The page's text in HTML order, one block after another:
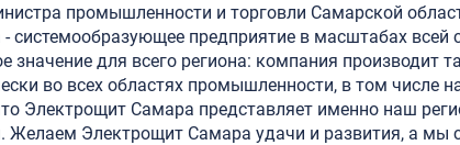
промышленности и торговли Самарской
системообразующее предприятие в масштабах всей
значение для всего региона: компания производит
во всех областях промышленности, в том числе
Электрощит Самара представляет именно наш
Желаем Электрощит Самара удачи и развития, а мы